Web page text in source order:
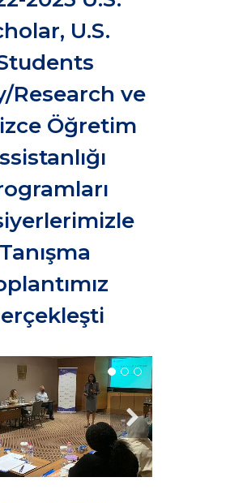
U.S.
Research ve
Öğretim
Tanışma